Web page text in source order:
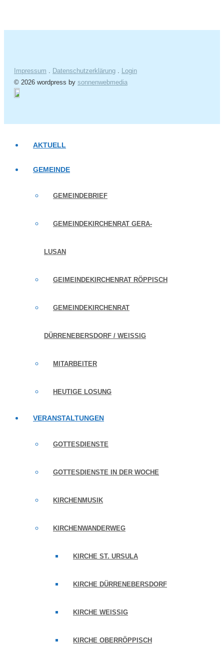
Impressum . Datenschutzerklärung . Login
© 2026 wordpress by sonnenwebmedia
AKTUELL
GEMEINDE
GEMEINDEBRIEF
GEMEINDEKIRCHENRAT GERA-
LUSAN
GEIMEINDEKIRCHENRAT RÖPPISCH
GEMEINDEKIRCHENRAT
DÜRRENEBERSDORF / WEISSIG
MITARBEITER
HEUTIGE LOSUNG
VERANSTALTUNGEN
GOTTESDIENSTE
GOTTESDIENSTE IN DER WOCHE
KIRCHENMUSIK
KIRCHENWANDERWEG
KIRCHE ST. URSULA
KIRCHE DÜRRENEBERSDORF
KIRCHE WEISSIG
KIRCHE OBERRÖPPISCH